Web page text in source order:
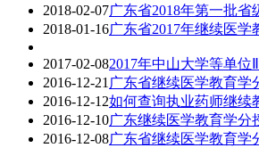
2018-02-07广东省2018年第一批
2018-01-16广东省2017年继续医
2017-02-082017年中山大学等单
2016-12-21 广东省继续医学教育学
2016-12-12如何查询执业药师继续
2016-12-10广东继续医学教育学分
2016-12-08广东省继续医学教育学